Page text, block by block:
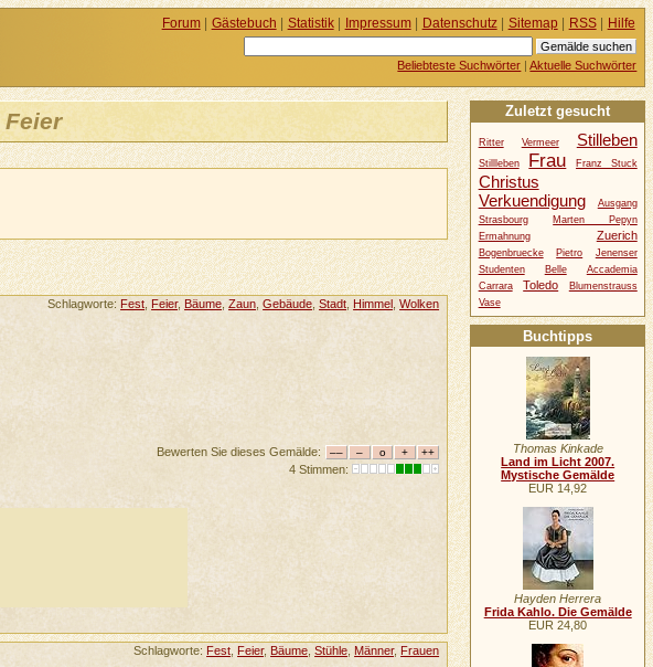
Feier
Schlagworte: Fest ,Feier, Bäume ,Zaun ,Gebäude ,Stadt Himmel ,Wolken
Bewerten Sie dieses Gemälde:
4 Stimmen:
Schlagworte: Fest Feier, Bäume ,Stühle Männer, Frauen
Forum| Gästebuch | Statistik| Impressum| Datenschutz| Sitemap| RSS| Hilfe
Beliebteste Suchwörter |Aktuelle Suchwörter
Zuletzt gesucht
Ritter Vermeer Stilleben
Stillleben Frau Franz Stuck
Christus
Verkuendigung
Ausgang
Strasbourg
Marten Pepyn
Ermahnung
Zuerich
Bogenbruecke Pietro
Jenenser
Studenten
Belle
Accademia
Carrara
Toledo
Blumenstrauss
Vase
Buchtipps
Thomas Kinkade
Land im Licht 2007.
Mystische Gemälde
EUR 14,92
Hayden Herrera
Frida Kahlo. Die Gemälde
EUR 24,80